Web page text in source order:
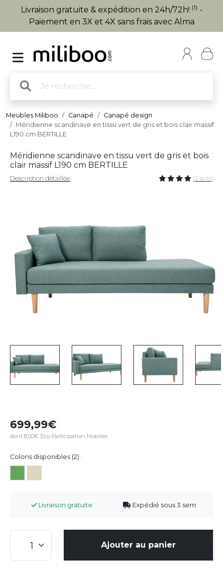
Livraison gratuite & expédition en 24h/72h! (1) -
Paiement en 3X et 4X sans frais avec Alma
Meubles Miliboo Canapé
Canapé design
Méridienne scandinave en tissu vert de gris et bois clair massif
L190 cm BERTILLE
Méridienne scandinave en tissu vert de gris et bois
clair massif L190 cm BERTILLE
Description détaillée (2 avis)
699,99
dont 8,50€ Eco-Participation Mobilier
Coloris disponibles (2) :
Livraison gratuite Expédié sous 3 sem
Ajouter au panier